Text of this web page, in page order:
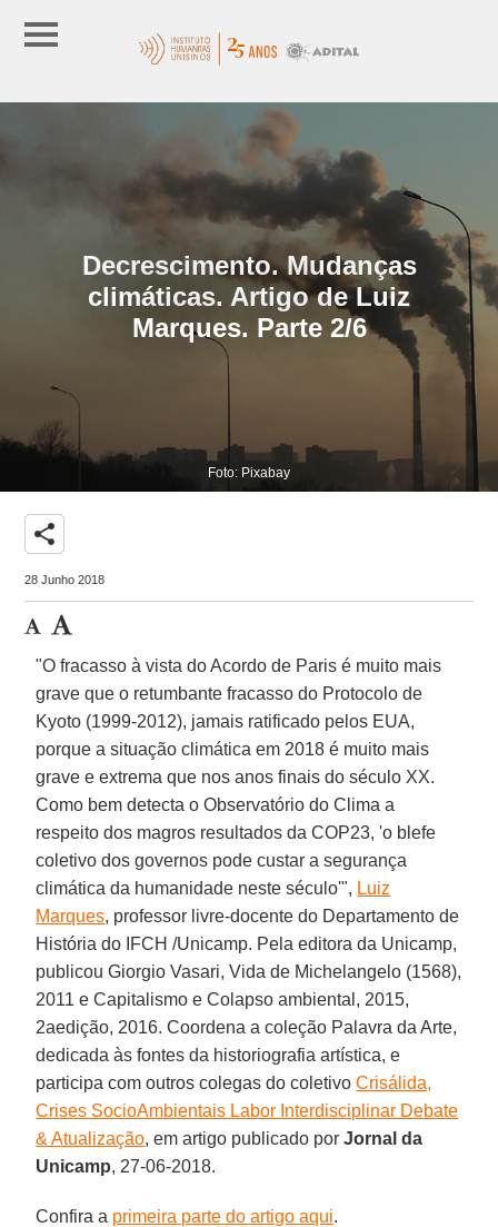
Decrescimento. Mudanças
climáticas. Artigo de Luiz
Marques. Parte 2/6
Foto: Pixabay
share
28 Junho 2018
"O fracasso à vista do Acordo de Paris é muito mais
grave que o retumbante fracasso do Protocolo de
Kyoto (1999-2012), jamais ratificado pelos EUA,
porque a situação climática em 2018 é muito mais
grave e extrema que nos anos finais do século XX.
Como bem detecta o Observatório do Clima a
respeito dos magros resultados da COP23, 'o blefe
coletivo dos governos pode custar a segurança
climática da humanidade neste século'", Luiz
Marques, professor livre-docente do Departamento de
História do IFCH /Unicamp. Pela editora da Unicamp,
publicou Giorgio Vasari, Vida de Michelangelo (1568),
2011 e Capitalismo e Colapso ambiental, 2015,
2aedição, 2016. Coordena a coleção Palavra da Arte,
dedicada às fontes da historiografia artística, e
participa com outros colegas do coletivoCrisálida,
Crises SocioAmbientais Labor Interdisciplinar Debate
& Atualização, em artigo publicado porJornal da
Unicamp, 27-06-2018.
Confira a primeira parte do artigo aqui.